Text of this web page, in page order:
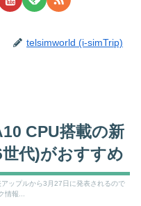
telsimworld (i-simTrip)
CPU搭載の新
代)がおすすめ
ップルから3月27日に発表されるので
情報...